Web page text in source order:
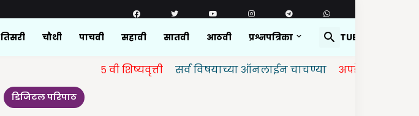
तिसरी चौथी पाचवी सहावी सातवी आठवी प्रश्नपत्रिका YOUTUBE
५ वी शिष्यवृत्ती सर्व विषयाच्या ऑनलाईन चाचण्या अपडेट केलेल्या आहेत.
डिजिटल परिपाठ